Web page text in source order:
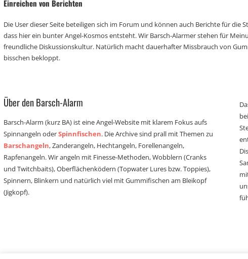
Einreichen von Berichten
Die User dieser Seite beteiligen sich im Forum und können auch Berichte für die
dass hier ein bunter Angel-Kosmos entsteht. Wir Barsch-Alarmer stehen für
freundliche Diskussionskultur. Natürlich macht dauerhafter Missbrauch von
bisschen bekloppt.
Über den Barsch-Alarm
Barsch-Alarm (kurz BA) ist eine Angel-Website mit klarem Fokus aufs
Spinnangeln oderSpinnfischen. Die Archive sind prall mit Themen zu
Barschangeln, Zanderangeln, Hechtangeln, Forellenangeln,
Rapfenangeln. Wir angeln mit Finesse-Methoden, Wobblern (Cranks
und Twitchbaits), Oberflächenködern (Topwater Lures bzw. Toppies),
Spinnern, Blinkern und natürlich viel mit Gummifischen am Bleikopf
(Jigkopf).